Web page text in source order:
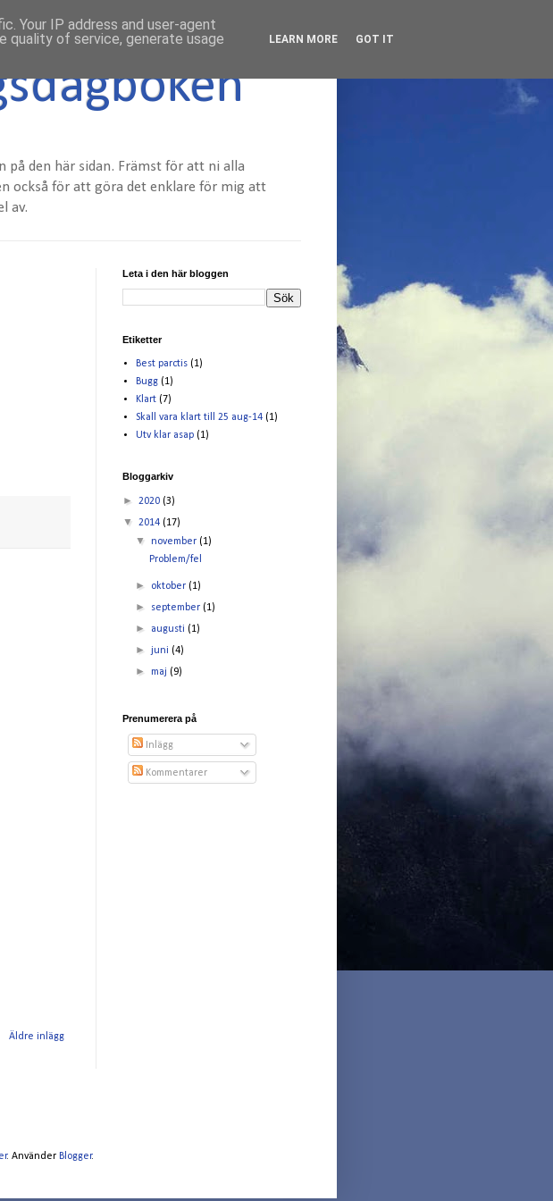
på den här sidan. Främst för att ni alla
också för att göra det enklare för mig att
av.
Äldre inlägg
Leta i den här bloggen
Etiketter
Best parctis (1)
Bugg (1)
Klart (7)
Skall vara klart till 25 aug-14 (1)
Utv klar asap (1)
Bloggarkiv
► 2020 (3)
▼ 2014 (17)
▼ november (1)
Problem/fel
► oktober (1)
► september (1)
► augusti (1)
► juni (4)
► maj (9)
Prenumerera på
Inlägg
Kommentarer
. Använder Blogger.
Your IP address and user-agent
quality of service, generate usage
LEARN MORE GOT IT